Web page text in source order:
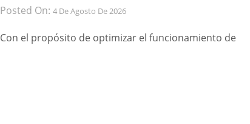
Posted On: 4 De Agosto De 2026
Con el propósito de optimizar el funcionamiento de